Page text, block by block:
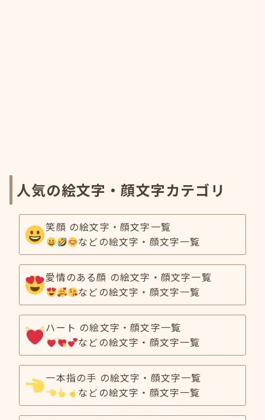
人気の絵文字・顔文字カテゴリ
笑顔 の絵文字・顔文字一覧
などの絵文字・顔文字一覧
愛情のある顔 の絵文字・顔文字一覧
などの絵文字・顔文字一覧
ハート の絵文字・顔文字一覧
などの絵文字・顔文字一覧
一本指の手 の絵文字・顔文字一覧
などの絵文字・顔文字一覧